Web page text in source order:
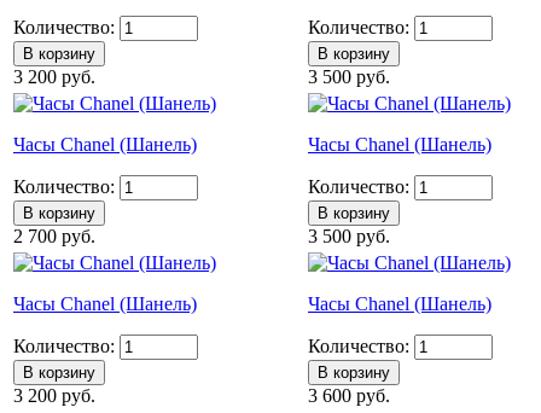
Количество:
3 200 руб.
Количество:
3 500 руб.
Часы Chanel (Шанель)
Количество:
2 700 руб.
Часы Chanel (Шанель)
Количество:
3 500 руб.
Часы Chanel (Шанель)
Количество:
3 200 руб.
Часы Chanel (Шанель)
Количество:
3 600 руб.